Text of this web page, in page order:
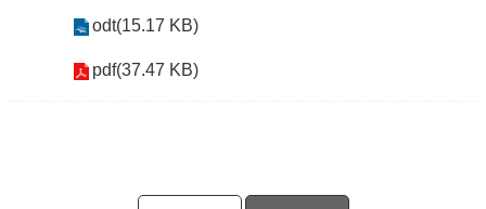
odt(15.17 KB)
pdf(37.47 KB)